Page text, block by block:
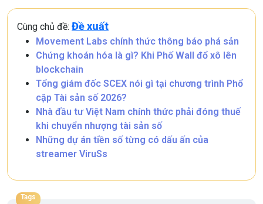
Cùng chủ đề: Đề xuất
Movement Labs chính thức thông báo phá sản
Chứng khoán hóa là gì? Khi Phố Wall đổ xô lên
blockchain
Tổng giám đốc SCEX nói gì tại chương trình Phổ
cập Tài sản số 2026?
Nhà đầu tư Việt Nam chính thức phải đóng thuế
khi chuyển nhượng tài sản số
Những dự án tiền số từng có dấu ấn của
streamer ViruSs
Tags